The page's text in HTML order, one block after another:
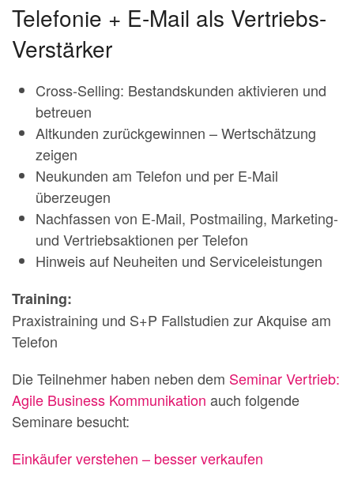
Telefonie + E-Mail als Vertriebs-
Verstärker
Cross-Selling: Bestandskunden aktivieren und
betreuen
Altkunden zurückgewinnen – Wertschätzung
zeigen
Neukunden am Telefon und per E-Mail
überzeugen
Nachfassen von E-Mail, Postmailing, Marketing-
und Vertriebsaktionen per Telefon
Hinweis auf Neuheiten und Serviceleistungen
Training:
Praxistraining und S+P Fallstudien zur Akquise am
Telefon
Die Teilnehmer haben neben dem Seminar Vertrieb:
Agile Business Kommunikation auch folgende
Seminare besucht:
Einkäufer verstehen – besser verkaufen